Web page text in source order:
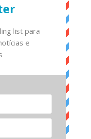
list para
e